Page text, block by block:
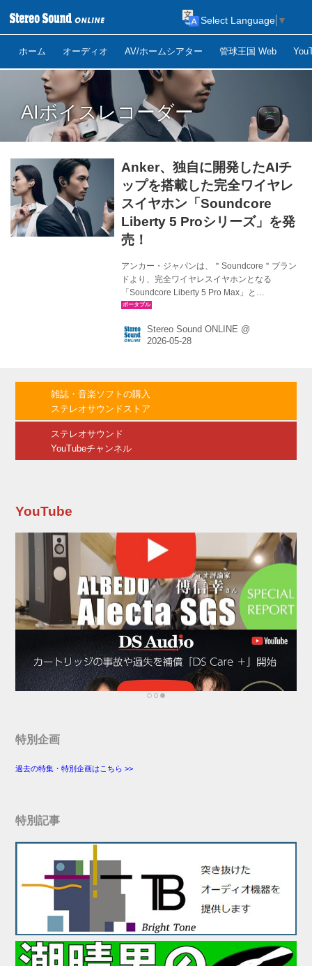
ホーム オーディオ AV/ホームシアター 管球王国 Web
Select Language ▼
AIボイスレコーダー
Anker、独自に開発したAIチ
ップを搭載した完全ワイヤレ
スイヤホン「Soundcore
Liberty 5 Proシリーズ」を発
売！
アンカー・ジャパンは、＂Soundcore＂ブラン
ドより、完全ワイヤレスイヤホンとなる
「Soundcore Liberty 5 Pro Max」と
「Soundcore Liberty 5 Pro」を5 ⽉27 ⽇に販売
ズ」は、同社が独自に開発したというAIチップ
「Thus」を搭載したモデルで、Anker史上最高
Pro」が、2万6990円（いずれも税込）...
Stereo Sound ONLINE @
雑誌・音楽ソフトの購入
ステレオサウンドストア
ステレオサウンド
YouTubeチャンネル
YouTube
特別企画
過去の特集・特別企画はこちら >>
特別記事